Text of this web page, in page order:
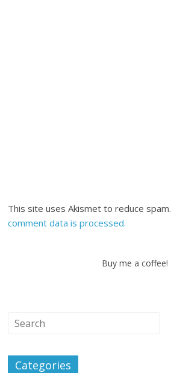
This site uses Akismet to reduce spam.
comment data is processed.
Buy me a coffee!
Categories